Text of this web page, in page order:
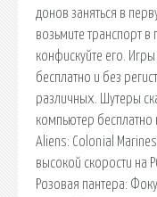
донов заняться в
возьмите транспорт
конфискуйте его.
бесплатно и без
различных. Шутеры
компьютер бесплатно
Aliens: Colonial
высокой скорости на
Розовая пантера: